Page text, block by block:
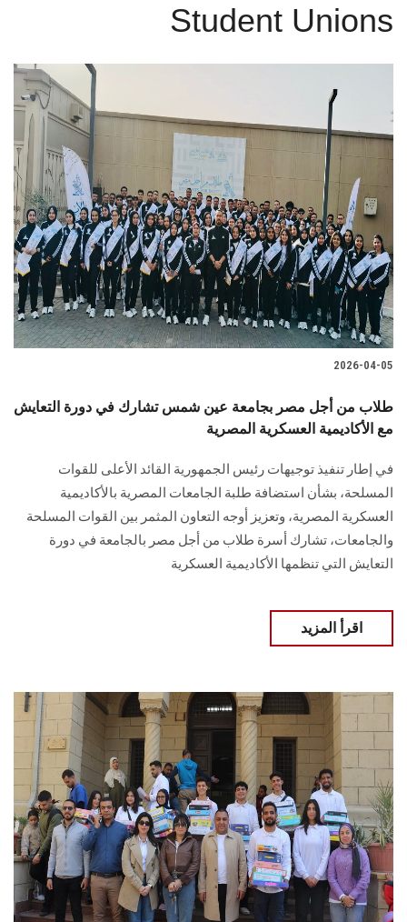
الأنظمة الذكية
الإعلام
تواصل معنا
الطلاب
هيئة التدريس
الدراسات العليا
الزائـرون
سجل الان
Student Unions
2026-04-05
طلاب من أجل مصر بجامعة عين شمس تشارك في دورة التعايش
مع الأكاديمية العسكرية المصرية
في إطار تنفيذ توجيهات رئيس الجمهورية القائد الأعلى للقوات
المسلحة، بشأن استضافة طلبة الجامعات المصرية بالأكاديمية
العسكرية المصرية، وتعزيز أوجه التعاون المثمر بين القوات المسلحة
والجامعات، تشارك أسرة طلاب من أجل مصر بالجامعة في دورة
التعايش التي تنظمها الأكاديمية العسكرية
اقرأ المزيد